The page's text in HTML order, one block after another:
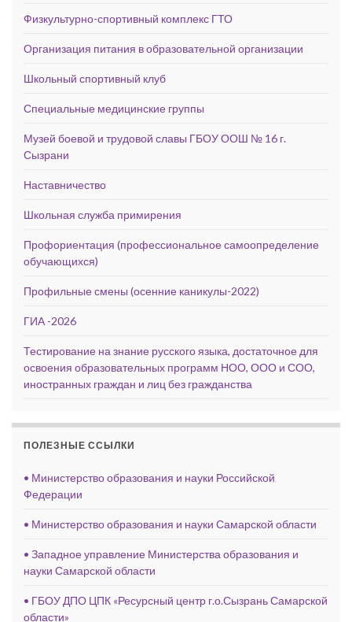
Физкультурно-спортивный комплекс ГТО
Организация питания в образовательной организации
Школьный спортивный клуб
Специальные медицинские группы
Музей боевой и трудовой славы ГБОУ ООШ № 16 г.
Сызрани
Наставничество
Школьная служба примирения
Профориентация (профессиональное самоопределение
обучающихся)
Профильные смены (осенние каникулы-2022)
ГИА -2026
Тестирование на знание русского языка, достаточное для
освоения образовательных программ НОО, ООО и СОО,
иностранных граждан и лиц без гражданства
ПОЛЕЗНЫЕ ССЫЛКИ
• Министерство образования и науки Российской
Федерации
• Министерство образования и науки Самарской области
• Западное управление Министерства образования и
науки Самарской области
• ГБОУ ДПО ЦПК «Ресурсный центр г.о.Сызрань Самарской
области»